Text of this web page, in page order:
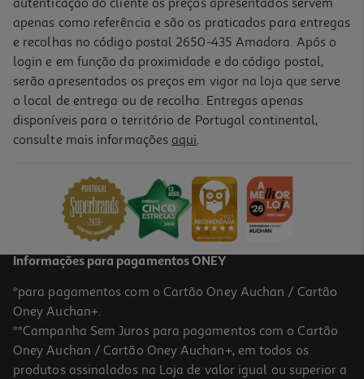
-27%
Doseador Canderel Green Sticks 40+10 Oferta
Price reduced from
apenas como referência e são os praticados para entregas
e recolhas no código postal 2650-435 Amadora. Após o
login e em função da proximidade e do código postal,
serão apresentados os preços em vigor na loja que serve
o local de entrega ou de recolha. Entregas apenas
disponíveis para o território de Portugal continental,
consulte mais informações aqui.
Informações para pagamentos ONEY
*para pagamentos com o Cartão Oney Auchan / Cartão
Oney Auchan+.
**Campanha Sem Juros para pagamentos com o Cartão
Oney Auchan / Cartão Oney Auchan+, em todos os
produtos assinalados na Loja de valor igual ou superior a